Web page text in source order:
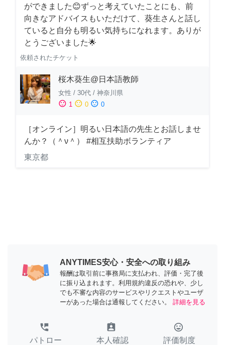
ができました😊ずっと考えていたことにも、前
向きなアドバイスもいただけて、葵生さんと話し
ていると自分も明るい気持ちになれます。ありが
とうございました🌟
依頼されたチケット
桜木葵生@日本語教師
女性 / 30代 / 神奈川県
sentiment_satisfied 1 sentiment_neutral 0 sentiment_dissatisfied 0
［オンライン］明るい日本語の先生とお話しませ
んか？（＾ν＾） #相互扶助ボランティア
東京都
ANYTIMES安心・安全への取り組み
報酬は取引前に事務局に支払われ、評価・完了後
に振り込まれます。利用規約違反の恐れや、少し
でも不審な内容のサービスやリクエストやユーザ
ーがあった場合は通報してください。
詳細を見る
perm_phone_msg
パトロー
assignment_ind
本人確認
tag_faces
評価制度